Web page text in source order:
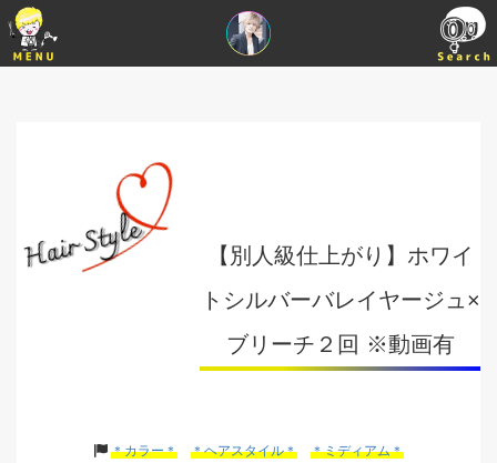
【別人級仕上がり】ホワイ
トシルバーバレイヤージュ×
ブリーチ２回 ※動画有
＊カラー＊ ＊ヘアスタイル＊ ＊ミディアム＊